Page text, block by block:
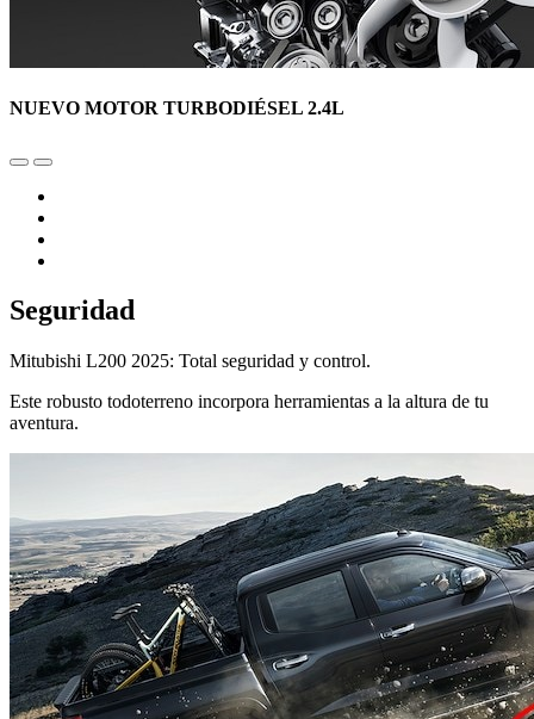
NUEVO MOTOR TURBODIÉSEL 2.4L
Seguridad
Mitubishi L200 2025: Total seguridad y control.
Este robusto todoterreno incorpora herramientas a la altura de tu
aventura.